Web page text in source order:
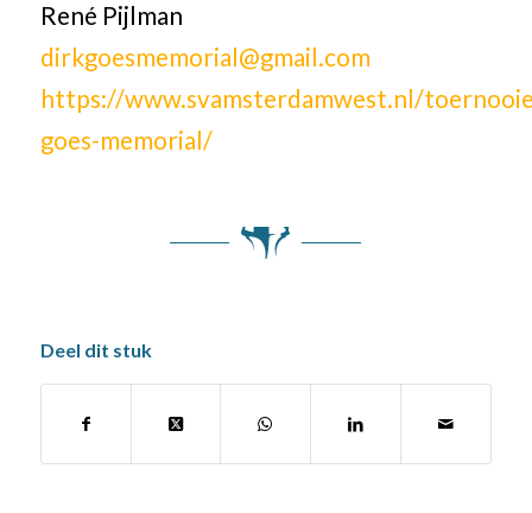
René Pijlman
dirkgoesmemorial@gmail.com
https://www.svamsterdamwest.nl/
goes-memorial/
Deel dit stuk